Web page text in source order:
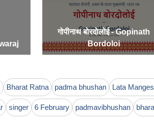
गोपीनाथ बोरदोलोई - Gopinath
Bordoloi
Bharat Ratna padma bhushan Lata
singer 6 February padmavibhushan